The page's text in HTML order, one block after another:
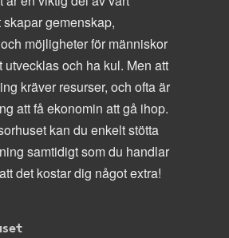
gemenskap,
möjligheter för människor
utvecklas och ha kul. Men att
kräver resurser, och ofta är
att få ekonomin att gå ihop.
kan du enkelt stötta
samtidigt som du handlar
det kostar dig något extra!